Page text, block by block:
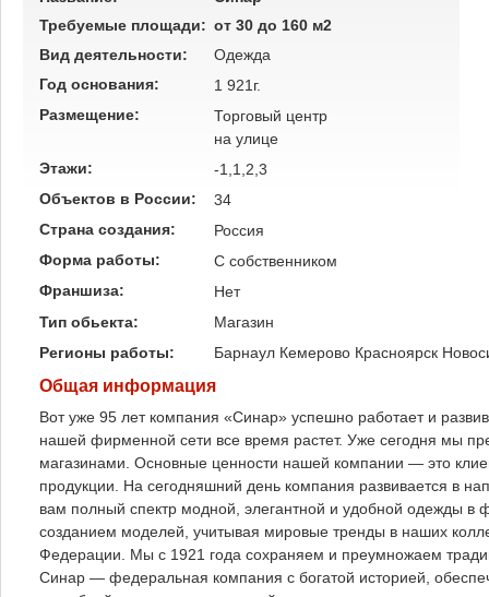
Требуемые площади: от 30 до 160 м2
Вид деятельности:
Одежда
Год основания:
1 921г.
Размещение:
Торговый центр
на улице
Этажи:
-1,1,2,3
Объектов в России:
34
Страна создания:
Россия
Форма работы:
C собственником
Франшиза:
Нет
Тип обьекта:
Магазин
Регионы работы:
Барнаул Кемерово Красноярск
Общая информация
Вот уже 95 лет компания «Синар» успешно работает и
нашей фирменной сети все время растет. Уже сегодня мы
магазинами. Основные ценности нашей компании — это
продукции. На сегодняшний день компания развивается в
вам полный спектр модной, элегантной и удобной одежды
созданием моделей, учитывая мировые тренды в наших
Федерации. Мы с 1921 года сохраняем и преумножаем
Синар — федеральная компания с богатой историей,